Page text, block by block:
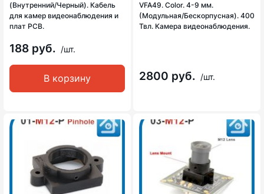
(Внутренний/Черный). Кабель
для камер видеонаблюдения и
плат PCB.
188 руб. /шт.
В корзину
VFA49. Color. 4-9 мм.
(Модульная/Бескорпусная). 400
Твл. Камера видеонаблюдения.
2800 руб. /шт.